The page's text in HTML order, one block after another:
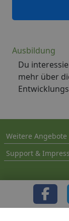
Ausbildung
Du
mehr über
Weitere Angebote
Support &
Copyright © 2000 -